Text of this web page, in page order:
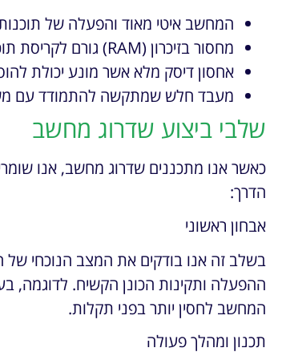
המחשב איטי מאוד והפעלה של
מחסור בזיכרון (RAM) גורם לקריסת תוכנות באמצע עבודה.
אחסון דיסק מלא אשר מונע יכולת
מעבד חלש שמתקשה להתמודד עם
שלבי ביצוע שדרוג מחשב
כאשר אנו מתכננים שדרוג מחשב, אנו
הדרך:
אבחון ראשוני
בשלב זה אנו בודקים את המצב הנוכחי של
המחשב לחסין יותר בפני תקלות.
תכנון ומהלך פעולה